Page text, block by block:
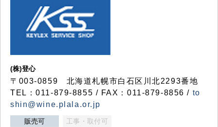
(株)登心
〒003-0859 北海道札幌市白石区川北2293番地
TEL：011-879-8855 / FAX：011-879-8856 / to
shin@wine.plala.or.jp
販売可 工事・取付可